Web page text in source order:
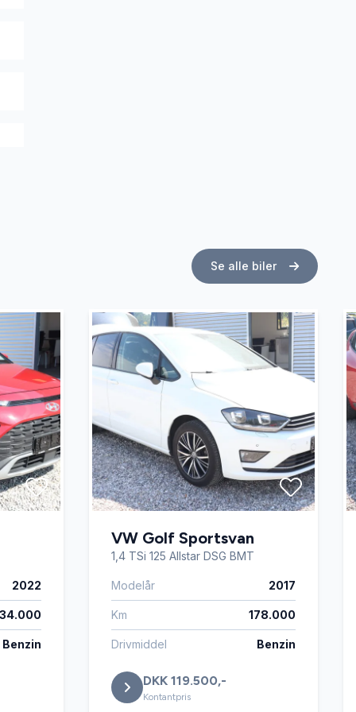
Se alle biler
2022
34.000
Benzin
VW Golf Sportsvan
1,4 TSi 125 Allstar DSG BMT
Modelår 2017
Km 178.000
Drivmiddel Benzin
DKK 119.500,-
Kontantpris